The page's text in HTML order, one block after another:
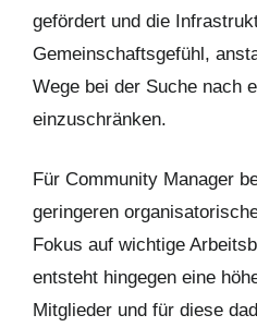
gefördert und die
Gemeinschaftsgefühl,
Wege bei der Suche nach
einzuschränken.
Für Community Manager
geringeren
Fokus auf wichtige
entsteht hingegen eine
Mitglieder und für diese